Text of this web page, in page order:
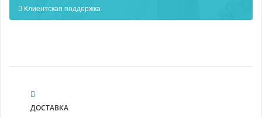
Клиентская поддержка
ДОСТАВКА